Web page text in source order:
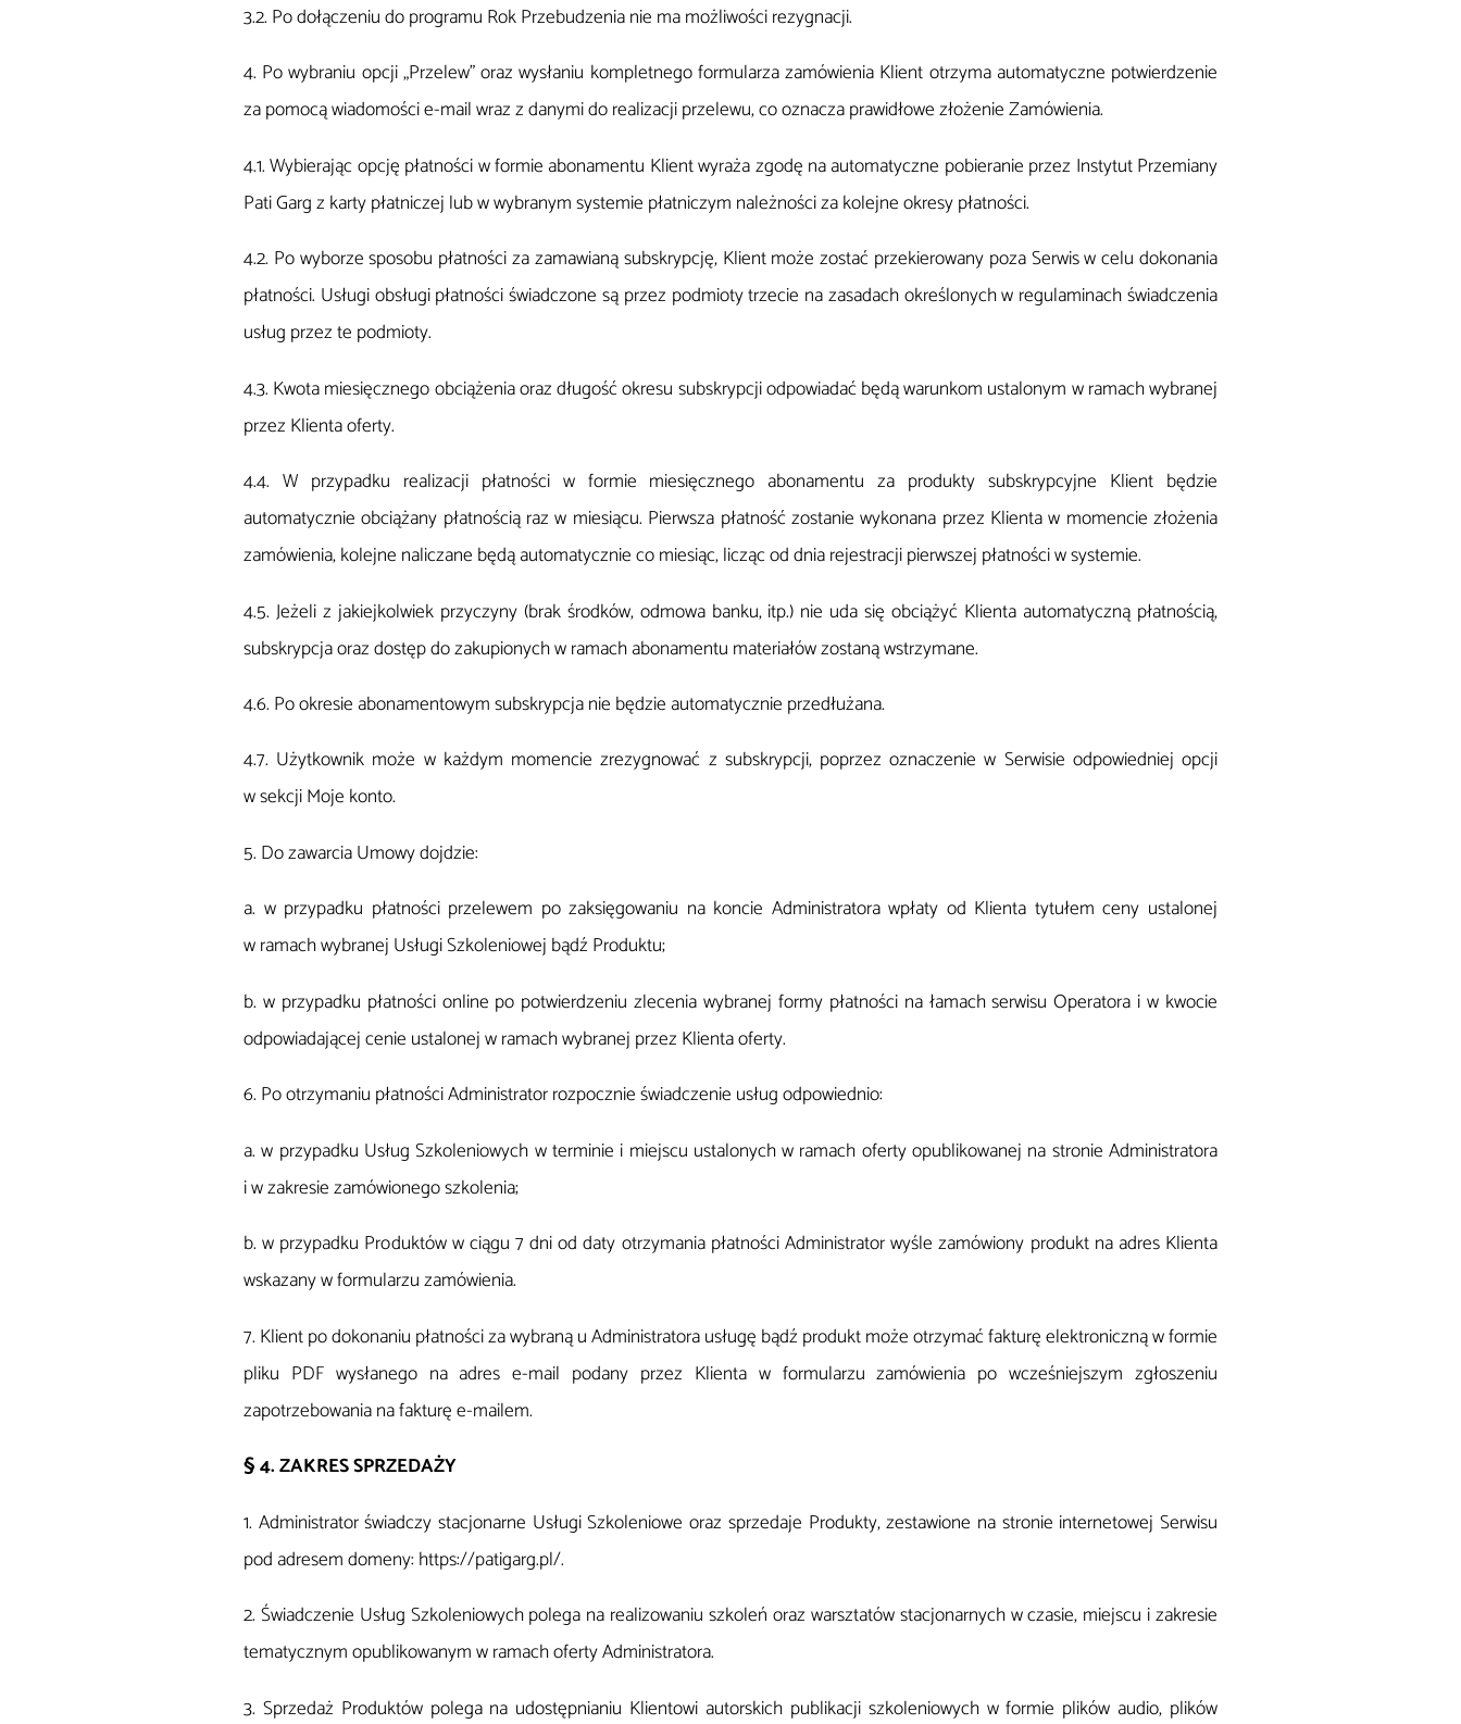
3.2. Po dołączeniu do programu Rok Przebudzenia nie ma możliwości rezygnacji.
4. Po wybraniu opcji „Przelew” oraz wysłaniu kompletnego formularza zamówienia Klient otrzyma automatyczne potwierdzenie
za pomocą wiadomości e-mail wraz z danymi do realizacji przelewu, co oznacza prawidłowe złożenie Zamówienia.
4.1. Wybierając opcję płatności w formie abonamentu Klient wyraża zgodę na automatyczne pobieranie przez Instytut Przemiany
Pati Garg z karty płatniczej lub w wybranym systemie płatniczym należności za kolejne okresy płatności.
4.2. Po wyborze sposobu płatności za zamawianą subskrypcję, Klient może zostać przekierowany poza Serwis w celu dokonania
płatności. Usługi obsługi płatności świadczone są przez podmioty trzecie na zasadach określonych w regulaminach świadczenia
usług przez te podmioty.
4.3. Kwota miesięcznego obciążenia oraz długość okresu subskrypcji odpowiadać będą warunkom ustalonym w ramach wybranej
przez Klienta oferty.
4.4. W przypadku realizacji płatności w formie miesięcznego abonamentu za produkty subskrypcyjne Klient będzie
automatycznie obciążany płatnością raz w miesiącu. Pierwsza płatność zostanie wykonana przez Klienta w momencie złożenia
zamówienia, kolejne naliczane będą automatycznie co miesiąc, licząc od dnia rejestracji pierwszej płatności w systemie.
4.5. Jeżeli z jakiejkolwiek przyczyny (brak środków, odmowa banku, itp.) nie uda się obciążyć Klienta automatyczną płatnością,
subskrypcja oraz dostęp do zakupionych w ramach abonamentu materiałów zostaną wstrzymane.
4.6. Po okresie abonamentowym subskrypcja nie będzie automatycznie przedłużana.
4.7. Użytkownik może w każdym momencie zrezygnować z subskrypcji, poprzez oznaczenie w Serwisie odpowiedniej opcji
w sekcji Moje konto.
5. Do zawarcia Umowy dojdzie:
a. w przypadku płatności przelewem po zaksięgowaniu na koncie Administratora wpłaty od Klienta tytułem ceny ustalonej
w ramach wybranej Usługi Szkoleniowej bądź Produktu;
b. w przypadku płatności online po potwierdzeniu zlecenia wybranej formy płatności na łamach serwisu Operatora i w kwocie
odpowiadającej cenie ustalonej w ramach wybranej przez Klienta oferty.
6. Po otrzymaniu płatności Administrator rozpocznie świadczenie usług odpowiednio:
a. w przypadku Usług Szkoleniowych w terminie i miejscu ustalonych w ramach oferty opublikowanej na stronie Administratora
i w zakresie zamówionego szkolenia;
b. w przypadku Produktów w ciągu 7 dni od daty otrzymania płatności Administrator wyśle zamówiony produkt na adres Klienta
wskazany w formularzu zamówienia.
7. Klient po dokonaniu płatności za wybraną u Administratora usługę bądź produkt może otrzymać fakturę elektroniczną w formie
pliku PDF wysłanego na adres e-mail podany przez Klienta w formularzu zamówienia po wcześniejszym zgłoszeniu
zapotrzebowania na fakturę e-mailem.
§ 4. ZAKRES SPRZEDAŻY
1. Administrator świadczy stacjonarne Usługi Szkoleniowe oraz sprzedaje Produkty, zestawione na stronie internetowej Serwisu
pod adresem domeny: https://patigarg.pl/.
2. Świadczenie Usług Szkoleniowych polega na realizowaniu szkoleń oraz warsztatów stacjonarnych w czasie, miejscu i zakresie
tematycznym opublikowanym w ramach oferty Administratora.
3. Sprzedaż Produktów polega na udostępnianiu Klientowi autorskich publikacji szkoleniowych w formie plików audio, plików